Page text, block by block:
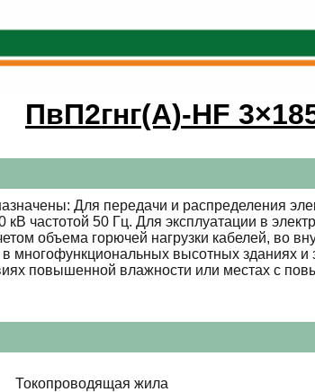
ПвП2гнг(А)-HF
Для передачи и распределения
частотой 50 Гц. Для эксплуатации в
объема горючей нагрузки кабелей, во
высотных зданиях и
повышенной влажности или местах с
Токопроводящая жила